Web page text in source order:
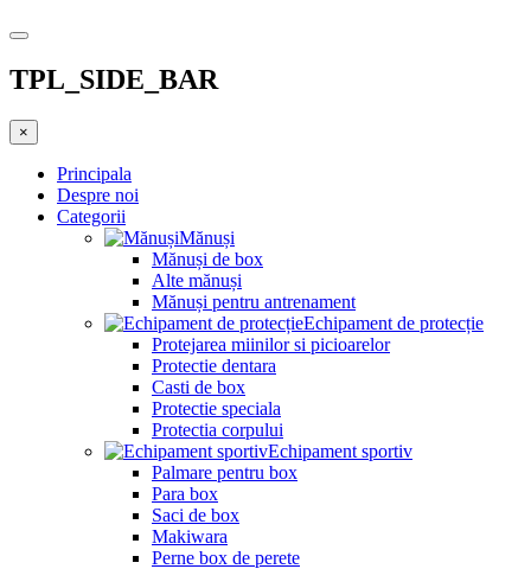
TPL_SIDE_BAR
×
Principala
Despre noi
Categorii
Mănuși
Mănuși de box
Alte mănuși
Mănuși pentru antrenament
Echipament de protecție
Protejarea miinilor si picioarelor
Protectie dentara
Casti de box
Protectie speciala
Protectia corpului
Echipament sportiv
Palmare pentru box
Para box
Saci de box
Makiwara
Perne box de perete